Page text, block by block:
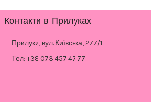
Контакти в Прилуках
Прилуки, вул. Київська, 277/1
Тел: +38 073 457 47 77